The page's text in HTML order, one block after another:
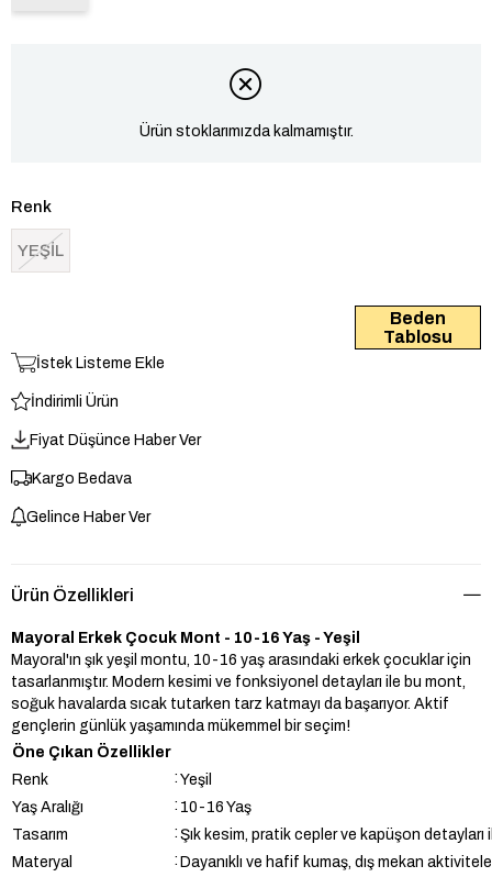
Ürün stoklarımızda kalmamıştır.
Renk
YEŞİL
Beden
Tablosu
İstek Listeme Ekle
İndirimli Ürün
Fiyat Düşünce Haber Ver
Kargo Bedava
Gelince Haber Ver
Ürün Özellikleri
Mayoral Erkek Çocuk Mont - 10-16 Yaş - Yeşil
Mayoral'ın şık yeşil montu, 10-16 yaş arasındaki erkek çocuklar için
tasarlanmıştır. Modern kesimi ve fonksiyonel detayları ile bu mont,
soğuk havalarda sıcak tutarken tarz katmayı da başarıyor. Aktif
gençlerin günlük yaşamında mükemmel bir seçim!
Öne Çıkan Özellikler
Renk
: Yeşil
Yaş Aralığı
: 10-16 Yaş
Tasarım
: Şık kesim, pratik cepler ve kapüşon detayları
Materyal
: Dayanıklı ve hafif kumaş, dış mekan